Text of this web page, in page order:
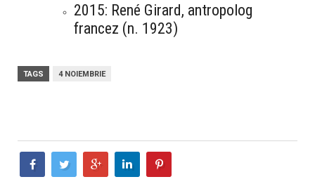
2015: René Girard, antropolog
francez (n. 1923)
TAGS 4 NOIEMBRIE